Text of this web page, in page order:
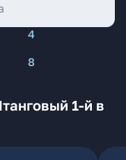
4
8
1-й в